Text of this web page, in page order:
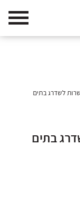
לשדרג בתים
בתים